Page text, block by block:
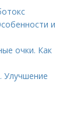
и
очки. Как
Улучшение